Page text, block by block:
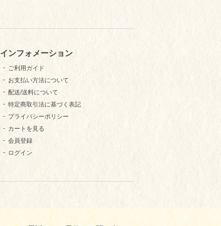
インフォメーション
ご利用ガイド
お支払い方法について
配送/送料について
特定商取引法に基づく表記
プライバシーポリシー
カートを見る
会員登録
ログイン